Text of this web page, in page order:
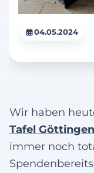
04.05.2024
Wir haben
Tafel Göttingen
immer noch